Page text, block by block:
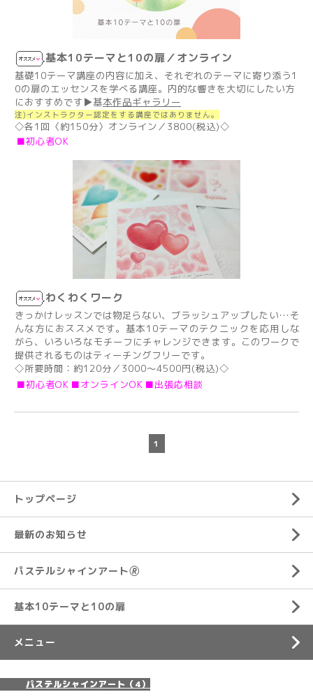
基本10テーマと10の扉／オンライン
基礎10テーマ講座の内容に加え、それぞれのテーマに寄り添う1
0の扉のエッセンスを学べる講座。内的な響きを大切にしたい方
におすすめです▶基本作品ギャラリー
注)インストラクター認定をする講座ではありません。
◇各1回〈約150分〉オンライン／3800(税込)◇
■初心者OK
わくわくワーク
きっかけレッスンでは物足らない、ブラッシュアップしたい…そ
んな方におススメです。基本10テーマのテクニックを応用しな
がら、いろいろなモチーフにチャレンジできます。このワークで
提供されるものはティーチングフリーです。
◇所要時間：約120分／3000〜4500円(税込)◇
■初心者OK ■オンラインOK ■出張応相談
1
トップページ
最新のお知らせ
パステルシャインアート🄬
基本10テーマと10の扉
メニュー
パステルシャインアート（4）